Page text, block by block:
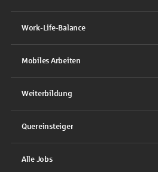
Work-Life-Balance
Mobiles Arbeiten
Weiterbildung
Quereinsteiger
Alle Jobs